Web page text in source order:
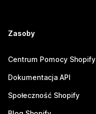
Zasoby
Centrum Pomocy Shopify
Dokumentacja API
Społeczność Shopify